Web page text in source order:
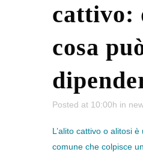
cattivo:
cosa
Posted at 10:00h in
L’alito cattivo o alitosi
comune che colpisce